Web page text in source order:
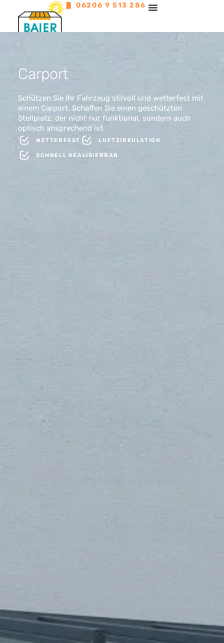
06206 9 513 286
Carport
Schützen Sie Ihr Fahrzeug stilvoll und wetterfest mit
einem Carport. Schaffen Sie einen geschützten
Stellplatz, der nicht nur funktional, sondern auch
optisch ansprechend ist.
WETTERFEST LUFTZIRKULATION
SCHNELL REALISIERBAR